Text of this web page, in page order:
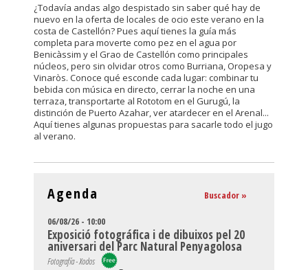
¿Todavía andas algo despistado sin saber qué hay de
nuevo en la oferta de locales de ocio este verano en la
costa de Castellón? Pues aquí tienes la guía más
completa para moverte como pez en el agua por
Benicàssim y el Grao de Castellón como principales
núcleos, pero sin olvidar otros como Burriana, Oropesa y
Vinaròs. Conoce qué esconde cada lugar: combinar tu
bebida con música en directo, cerrar la noche en una
terraza, transportarte al Rototom en el Gurugú, la
distinción de Puerto Azahar, ver atardecer en el Arenal...
Aquí tienes algunas propuestas para sacarle todo el jugo
al verano.
Agenda Buscador »
06/08/26 - 10:00
Exposició fotográfica i de dibuixos pel 20
aniversari del Parc Natural Penyagolosa
Fotografía - Xodos